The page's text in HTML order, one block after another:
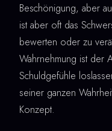
Beschönigung, aber
ist aber oft das
bewerten oder zu
Wahrnehmung ist der
Schuldgefühle
seiner ganzen
Konzept.